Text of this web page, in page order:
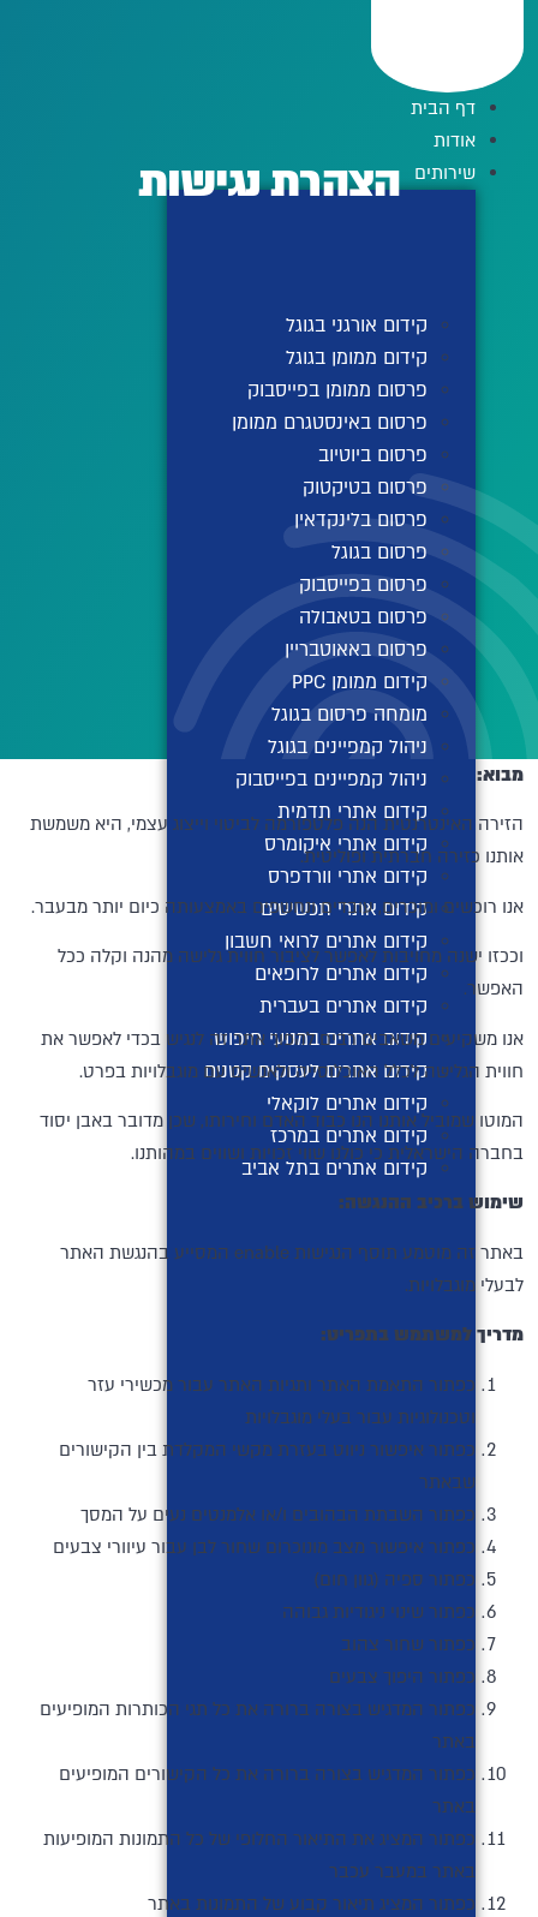
לתוכן
דף הבית
אודות
שירותים
קידום אורגני בגוגל
קידום ממומן בגוגל
פרסום ממומן בפייסבוק
פרסום באינסטגרם ממומן
פרסום ביוטיוב
פרסום בטיקטוק
פרסום בלינקדאין
פרסום בגוגל
פרסום בפייסבוק
פרסום בטאבולה
פרסום באאוטבריין
קידום ממומן PPC
מומחה פרסום בגוגל
ניהול קמפיינים בגוגל
ניהול קמפיינים בפייסבוק
קידום אתרי תדמית
קידום אתרי איקומרס
קידום אתרי וורדפרס
קידום אתרי תכשיטים
קידום אתרים לרואי חשבון
קידום אתרים לרופאים
קידום אתרים בעברית
קידום אתרים במנועי חיפוש
קידום אתרים לעסקים קטנים
קידום אתרים לוקאלי
קידום אתרים במרכז
קידום אתרים בתל אביב
הצהרת נגישות
מבוא:
הזירה האינטרנטית הנה פלטפורמה לביטוי וייצוג עצמי, היא משמשת
אותנו כזירה חברתית ופוליטית.
אנו רוכשים ומוכרים, עובדים ונחשפים באמצעותה כיום יותר מבעבר.
וככזו ישנה מחויבות לאפשר לציבור חווית גלישה מהנה וקלה ככל
האפשר.
אנו משקיעים משאבים רבים להפוך אתר זה לנגיש בכדי לאפשר את
חווית הגלישה לכלל האוכלוסייה ולאנשים עם מוגבלויות בפרט.
המוטו שמוביל אותנו הנו כבוד האדם וחירותו, שכן מדובר באבן יסוד
בחברה הישראלית כי כולנו שווי זכויות ושווים במהותנו.
שימוש ברכיב ההנגשה:
באתר זה מוטמע תוסף הנגישות enable המסייע בהנגשת האתר
לבעלי מוגבלויות.
מדריך למשתמש בתפריט:
כפתור התאמת האתר ותגיות האתר עבור מכשירי עזר
וטכנולוגיות עבור בעלי מוגבלויות
כפתור איפשור ניווט בעזרת מקשי המקלדת בין הקישורים
שבאתר
כפתור השבתת הבהובים ו/או אלמנטים נעים על המסך
כפתור איפשור מצב מונוכרום שחור לבן עבור עיוורי צבעים
כפתור ספיה (גוון חום)
כפתור שינוי ניגודיות גבוהה
כפתור שחור צהוב
כפתור היפוך צבעים
כפתור המדגיש בצורה ברורה את כל תגי הכותרות המופיעים
באתר
כפתור המדגיש בצורה ברורה את כל הקישורים המופיעים
באתר
כפתור המציג את התיאור החלופי של כל התמונות המופיעות
באתר במעבר עכבר
כפתור המציג תיאור קבוע של התמונות באתר